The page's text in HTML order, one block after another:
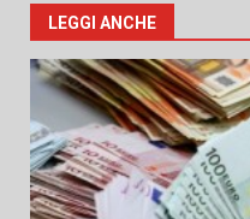
LEGGI ANCHE